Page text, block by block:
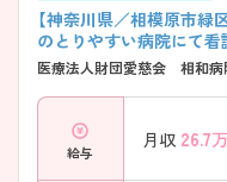
【神奈川県／相模原市緑
のとりやすい病院にて
医療法人財団愛慈会 相和病
給与
月収 26.7